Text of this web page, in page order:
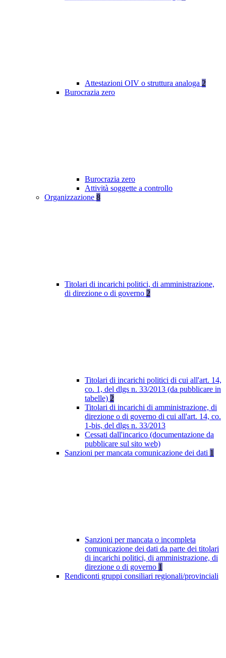
Attestazioni OIV o struttura analoga 2
Burocrazia zero
Burocrazia zero
Attività soggette a controllo
Organizzazione 8
Titolari di incarichi politici, di amministrazione,
di direzione o di governo 2
Titolari di incarichi politici di cui all'art. 14,
co. 1, del dlgs n. 33/2013 (da pubblicare in
tabelle) 2
Titolari di incarichi di amministrazione, di
direzione o di governo di cui all'art. 14, co.
1-bis, del dlgs n. 33/2013
Cessati dall'incarico (documentazione da
pubblicare sul sito web)
Sanzioni per mancata comunicazione dei dati 1
Sanzioni per mancata o incompleta
comunicazione dei dati da parte dei titolari
di incarichi politici, di amministrazione, di
direzione o di governo 1
Rendiconti gruppi consiliari regionali/provinciali